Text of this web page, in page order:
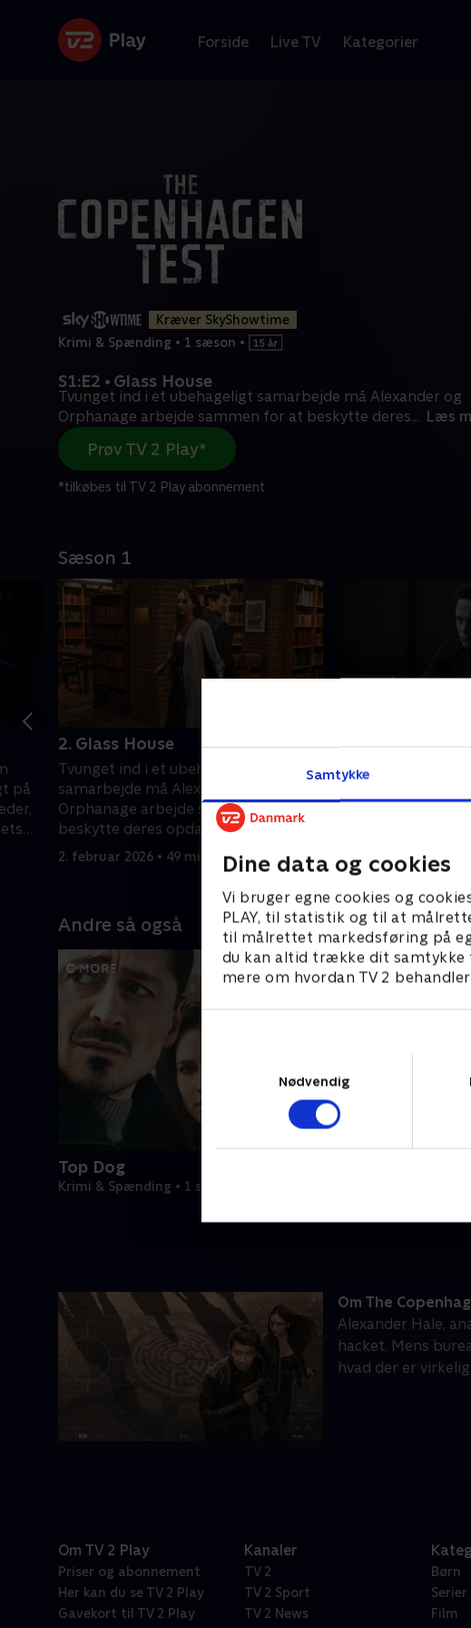
Samtykke
Dine data og cookies
Vi bruger egne cookies og
PLAY, til statistik og til at
til målrettet markedsføring på
du kan altid trække dit samtykke
mere om hvordan TV 2
Nødvendig
Forside Live TV Kategorier
Kræver SkyShowtime
Krimi & Spænding • 1 sæson •
S1:E2 • Glass House
Tvunget ind i et ubehageligt samarbejde må Alexander og
Orphanage arbejde sammen for at beskytte deres... Læs
Prøv TV 2 Play*
*tilkøbes til TV 2 Play abonnement
Sæson 1
på
2. Glass House
Tvunget ind i et ubehageligt
samarbejde må Alexander og
Orphanage arbejde sammen for at
beskytte deres opdagelse af hacket.
2. februar 2026 • 49 min
3. False Flag
Mens hans falske
2. februar 2026 • 51
Andre så også
Top Dog
Krimi & Spænding • 1 sæsoner
Om The
Alexander Hale,
hacket. Mens
hvad der er
Om TV 2 Play
Priser og abonnement
Her kan du se TV 2 Play
Gavekort til TV 2 Play
Kanaler
TV 2
TV 2 Sport
TV 2 News
Børn
Serier
Film